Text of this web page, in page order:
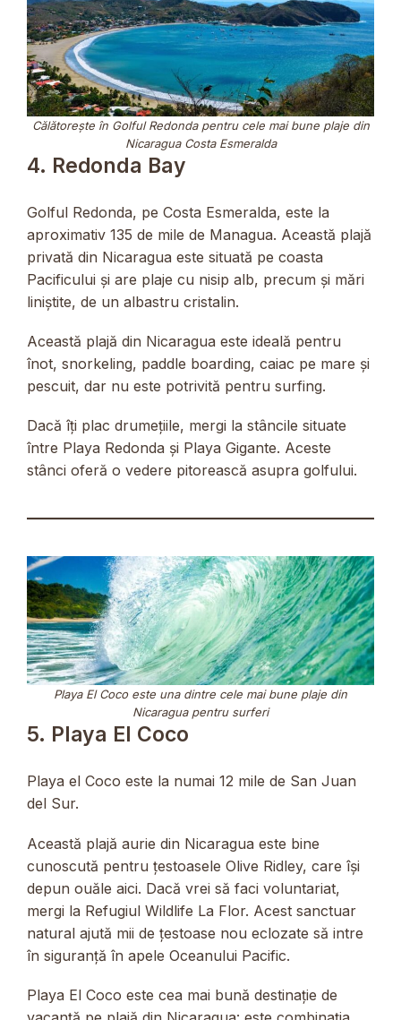
Călătorește în Golful Redonda pentru cele mai bune plaje din
Nicaragua Costa Esmeralda
4. Redonda Bay
Golful Redonda, pe Costa Esmeralda, este la
aproximativ 135 de mile de Managua. Această plajă
privată din Nicaragua este situată pe coasta
Pacificului și are plaje cu nisip alb, precum și mări
liniștite, de un albastru cristalin.
Această plajă din Nicaragua este ideală pentru
înot, snorkeling, paddle boarding, caiac pe mare și
pescuit, dar nu este potrivită pentru surfing.
Dacă îți plac drumețiile, mergi la stâncile situate
între Playa Redonda și Playa Gigante. Aceste
stânci oferă o vedere pitorească asupra golfului.
Playa El Coco este una dintre cele mai bune plaje din
Nicaragua pentru surferi
5. Playa El Coco
Playa el Coco este la numai 12 mile de San Juan
del Sur.
Această plajă aurie din Nicaragua este bine
cunoscută pentru țestoasele Olive Ridley, care își
depun ouăle aici. Dacă vrei să faci voluntariat,
mergi la Refugiul Wildlife La Flor. Acest sanctuar
natural ajută mii de țestoase nou eclozate să intre
în siguranță în apele Oceanului Pacific.
Playa El Coco este cea mai bună destinație de